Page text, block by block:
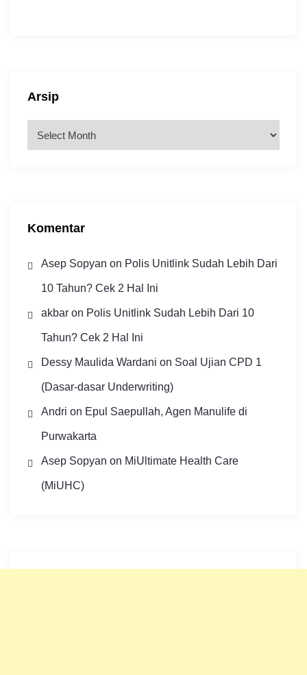
Arsip
Komentar
Asep Sopyan on Polis Unitlink Sudah Lebih Dari
10 Tahun? Cek 2 Hal Ini
akbaron Polis Unitlink Sudah Lebih Dari 10
Tahun? Cek 2 Hal Ini
Dessy Maulida Wardani on Soal Ujian CPD 1
(Dasar-dasar Underwriting)
Andri on Epul Saepullah, Agen Manulife di
Purwakarta
Asep Sopyan on MiUltimate Health Care
(MiUHC)